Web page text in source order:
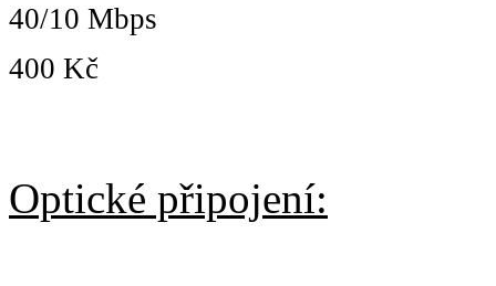
40/10 Mbps
400 Kč
Optické připojení: